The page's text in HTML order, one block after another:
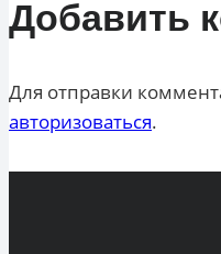
Добавить
Для отправки
авторизоваться.